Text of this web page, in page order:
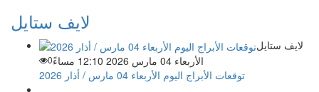
لايف ستايل
لايف ستايل
الأربعاء 04 مارس 2026 12:10 مساءً
0
توقعات الأبراج اليوم الأربعاء 04 مارس / أذار 2026